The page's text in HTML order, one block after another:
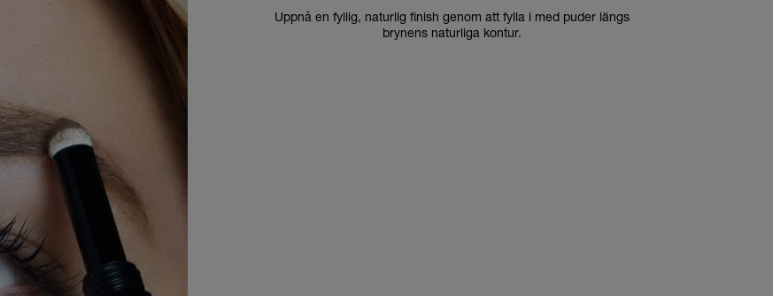
Uppnå en fyllig, naturlig finish genom att fylla i med puder längs
brynens naturliga kontur.